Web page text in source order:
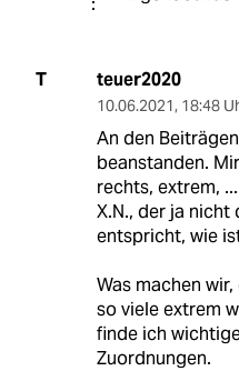
T teuer2020
10.06.2021, 18:48
An den
beanstanden.
rechts, extrem,
X.N., der ja nicht
entspricht, wie
Was machen
so viele extrem
finde ich
Zuordnungen.